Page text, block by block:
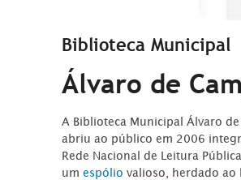
Biblioteca Municipal
Álvaro de
A Biblioteca Municipal Álvaro de
abriu ao público em 2006
Rede Nacional de Leitura
umespóliovalioso, herdado ao